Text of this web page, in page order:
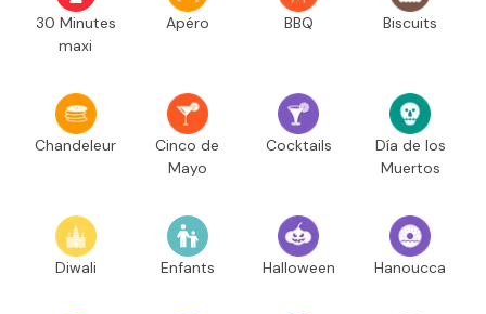
30 Minutes
maxi
Apéro BBQ Biscuits
Chandeleur
Cinco de
Mayo
Cocktails
Día de los
Muertos
Diwali Enfants Halloween Hanoucca